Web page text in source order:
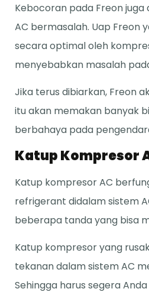
Kebocoran pada Freon
AC bermasalah. Uap Freon
secara optimal oleh
menyebabkan masalah
Jika terus dibiarkan, Freon
itu akan memakan banyak
berbahaya pada
Katup Kompresor
Katup kompresor AC
refrigerant didalam sistem
beberapa tanda yang bisa
Katup kompresor yang
tekanan dalam sistem AC
Sehingga harus segera